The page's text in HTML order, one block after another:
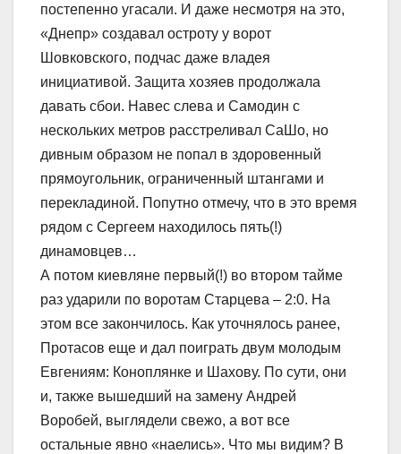
постепенно угасали. И даже несмотря на это,
«Днепр» создавал остроту у ворот
Шовковского, подчас даже владея
инициативой. Защита хозяев продолжала
давать сбои. Навес слева и Самодин с
нескольких метров расстреливал СаШо, но
дивным образом не попал в здоровенный
прямоугольник, ограниченный штангами и
перекладиной. Попутно отмечу, что в это время
рядом с Сергеем находилось пять(!)
динамовцев…
А потом киевляне первый(!) во втором тайме
раз ударили по воротам Старцева – 2:0. На
этом все закончилось. Как уточнялось ранее,
Протасов еще и дал поиграть двум молодым
Евгениям: Коноплянке и Шахову. По сути, они
и, также вышедший на замену Андрей
Воробей, выглядели свежо, а вот все
остальные явно «наелись». Что мы видим? В